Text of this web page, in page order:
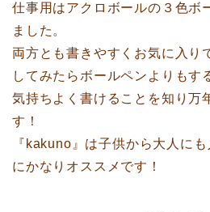
仕事用はアクロボールの３色ボ
ました。
両方とも書きやすくお気に入り
してみたらボールペンよりもす
気持ちよく書けることを知り万
す！
『kakuno』は子供から大人に
にかなりオススメです！